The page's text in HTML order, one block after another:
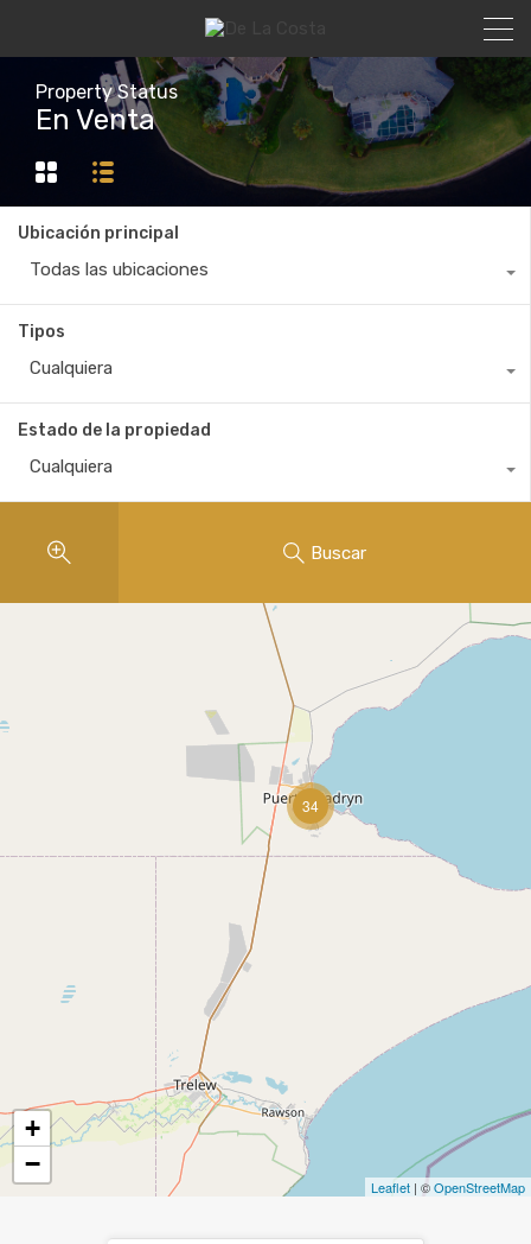
Property Status
En Venta
Ubicación principal
Todas las ubicaciones
Tipos
Cualquiera
Estado de la propiedad
Cualquiera
Buscar
34
+
−
Leaflet | ©OpenStreetMap